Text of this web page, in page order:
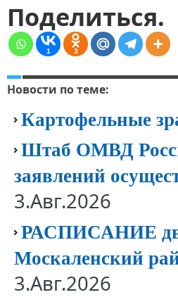
Поделиться.
1 3
Новости по теме:
Картофельные
Штаб ОМВД
заявлений
3.Авг.2026
РАСПИСАНИЕ
Москаленский
3.Авг.2026